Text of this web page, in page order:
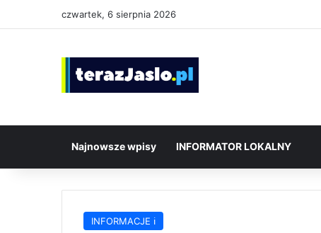
czwartek, 6 sierpnia 2026
Najnowsze wpisy INFORMATOR LOKALNY
INFORMACJE ℹ️